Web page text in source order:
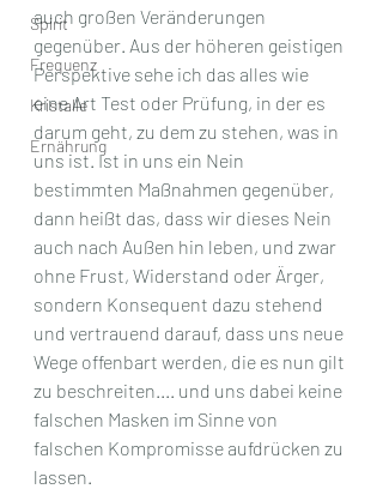
Spirit
Frequenz
Kristalle
Ernährung
auch großen Veränderungen
gegenüber. Aus der höheren geistigen
Perspektive sehe ich das alles wie
eine Art Test oder Prüfung, in der es
darum geht, zu dem zu stehen, was in
uns ist. Ist in uns ein Nein
bestimmten Maßnahmen gegenüber,
dann heißt das, dass wir dieses Nein
auch nach Außen hin leben, und zwar
ohne Frust, Widerstand oder Ärger,
sondern Konsequent dazu stehend
und vertrauend darauf, dass uns neue
Wege offenbart werden, die es nun gilt
zu beschreiten.... und uns dabei keine
falschen Masken im Sinne von
falschen Kompromisse aufdrücken zu
lassen.